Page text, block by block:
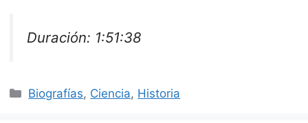
Duración: 1:51:38
Categorías
Biografías, Ciencia, Historia